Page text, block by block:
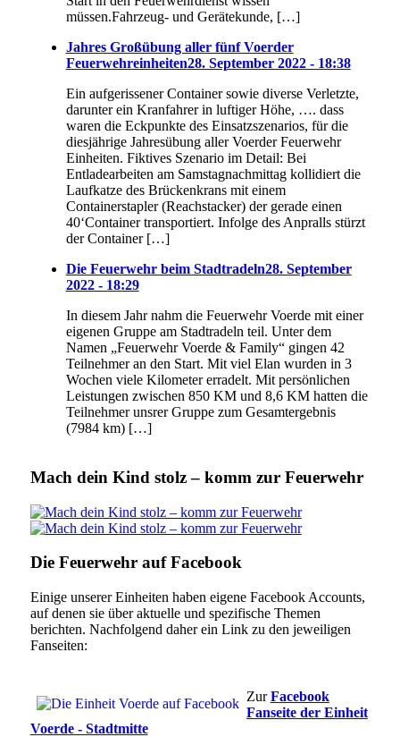
müssen.Fahrzeug- und Gerätekunde, […]
Jahres Großübung aller fünf Voerder
Feuerwehreinheiten28. September 2022 - 18:38
Ein aufgerissener Container sowie diverse Verletzte,
darunter ein Kranfahrer in luftiger Höhe, …. dass
waren die Eckpunkte des Einsatzszenarios, für die
diesjährige Jahresübung aller Voerder Feuerwehr
Einheiten. Fiktives Szenario im Detail: Bei
Entladearbeiten am Samstagnachmittag kollidiert die
Laufkatze des Brückenkrans mit einem
Containerstapler (Reachstacker) der gerade einen
40‘Container transportiert. Infolge des Anpralls stürzt
der Container […]
Die Feuerwehr beim Stadtradeln28. September
2022 - 18:29
In diesem Jahr nahm die Feuerwehr Voerde mit einer
eigenen Gruppe am Stadtradeln teil. Unter dem
Namen „Feuerwehr Voerde & Family“ gingen 42
Teilnehmer an den Start. Mit viel Elan wurden in 3
Wochen viele Kilometer erradelt. Mit persönlichen
Leistungen zwischen 850 KM und 8,6 KM hatten die
Teilnehmer unsrer Gruppe zum Gesamtergebnis
(7984 km) […]
Mach dein Kind stolz – komm zur Feuerwehr
Die Feuerwehr auf Facebook
Einige unserer Einheiten haben eigene Facebook Accounts,
auf denen sie über aktuelle und spezifische Themen
berichten. Nachfolgend daher ein Link zu den jeweiligen
Fanseiten:
ZurFacebook
Fanseite der Einheit
Voerde - Stadtmitte